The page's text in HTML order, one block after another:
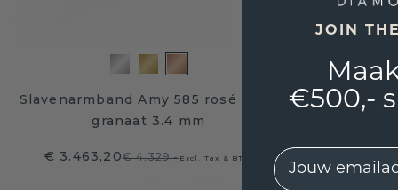
Slavenarmband Amy 585 rosé goud
granaat 3.4 mm
€ 3.463,20€ 4.329,-Excl. Tax & BTW
JOIN
€500,-
EMail